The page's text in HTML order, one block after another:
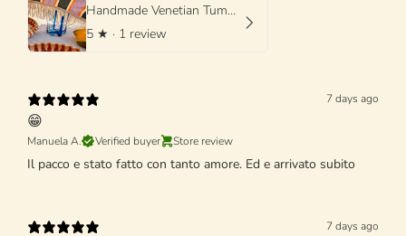
Handmade Venetian Tumbler Glass | Italian Mouth-Blown Glass
5 ★ · 1 review
7 days ago
😁
Manuela A. Verified buyer Store review
Il pacco e stato fatto con tanto amore. Ed e arrivato subito
7 days ago